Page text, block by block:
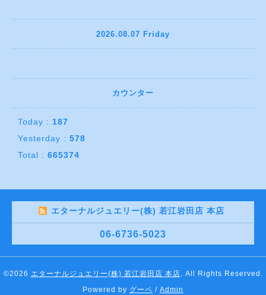
2026.08.07 Friday
カウンター
Today : 187
Yesterday : 578
Total : 665374
エターナルジュエリー(株) 若江岩田店 本店
06-6736-5023
©2026 エターナルジュエリー(株) 若江岩田店 本店. All Rights Reserved.
Powered by グーペ / Admin